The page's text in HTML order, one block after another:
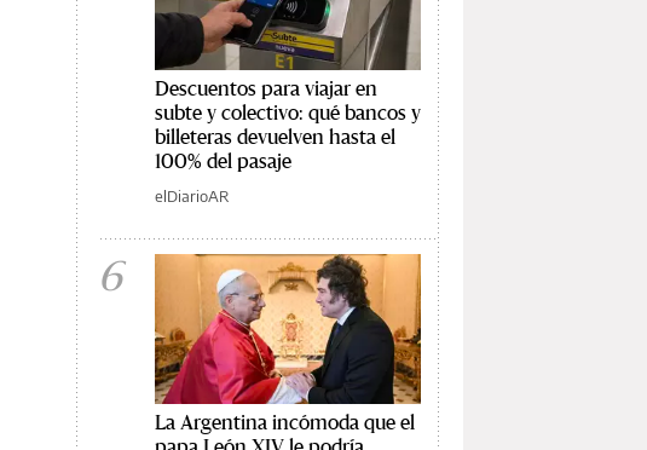
Descuentos para viajar en
subte y colectivo: qué bancos y
billeteras devuelven hasta el
100% del pasaje
elDiarioAR
6
La Argentina incómoda que el